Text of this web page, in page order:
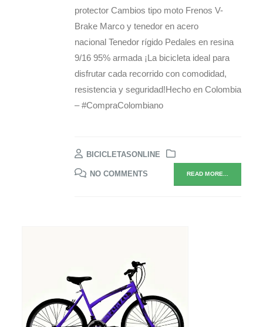
protector Cambios tipo moto Frenos V-
Brake Marco y tenedor en acero
nacional Tenedor rígido Pedales en resina
9/16 95% armada ¡La bicicleta ideal para
disfrutar cada recorrido con comodidad,
resistencia y seguridad!Hecho en Colombia
– #CompraColombiano
BICICLETASONLINE
NO COMMENTS READ MORE...